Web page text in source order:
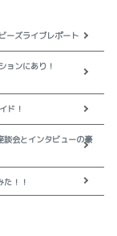
ーズライブレポート
ョンにあり！
ド！
談会とインタビューの豪
た！！